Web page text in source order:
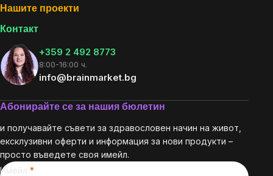
Нашите проекти
Контакт
+359 2 492 8773
8:00-16:00 ч.
info@brainmarket.bg
Абонирайте се за нашия бюлетин
и получавайте съвети за здравословен начин на живот,
ексклузивни оферти и информация за нови продукти –
просто въведете своя имейл.
Имейл